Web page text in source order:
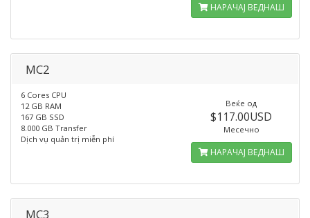
НАРАЧАЈ ВЕДНАШ
MC2
6 Cores CPU
12 GB RAM
167 GB SSD
8.000 GB Transfer
Dịch vụ quản trị miễn phí
Веќе од
$117.00USD
Месечно
НАРАЧАЈ ВЕДНАШ
MC3